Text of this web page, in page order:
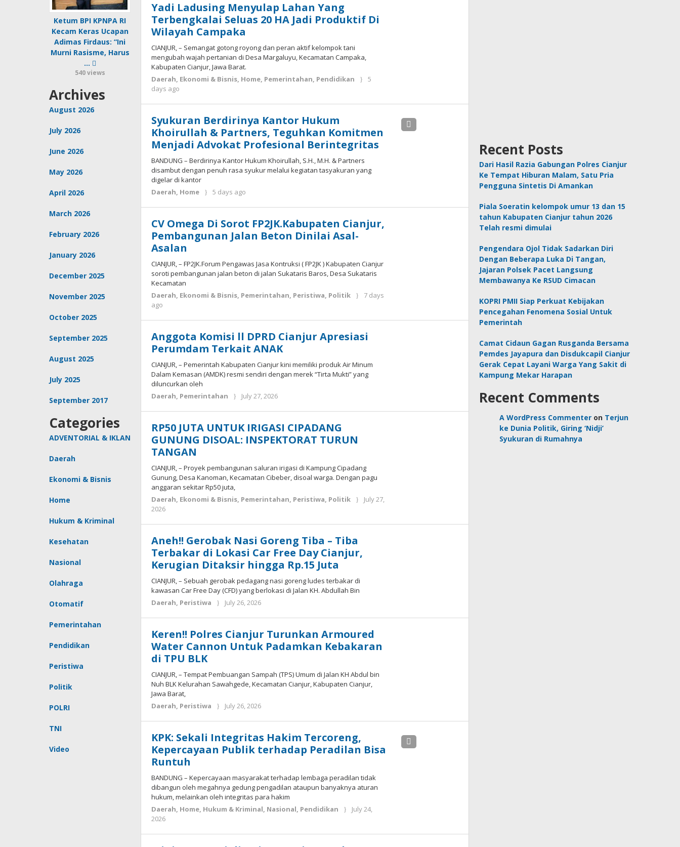
Ketum BPI KPNPA RI
Kecam Keras Ucapan
Adimas Firdaus: “Ini
Murni Rasisme, Harus
…
540 views
Archives
August 2026
July 2026
June 2026
May 2026
April 2026
March 2026
February 2026
January 2026
December 2025
November 2025
October 2025
September 2025
August 2025
July 2025
September 2017
Categories
ADVENTORIAL & IKLAN
Daerah
Ekonomi & Bisnis
Home
Hukum & Kriminal
Kesehatan
Nasional
Olahraga
Otomatif
Pemerintahan
Pendidikan
Peristiwa
Politik
POLRI
TNI
Video
Yadi Ladusing Menyulap Lahan Yang
Terbengkalai Seluas 20 HA Jadi Produktif Di
Wilayah Campaka
CIANJUR, – Semangat gotong royong dan peran aktif kelompok tani
mengubah wajah pertanian di Desa Margaluyu, Kecamatan Campaka,
Kabupaten Cianjur, Jawa Barat.
Daerah, Ekonomi & Bisnis, Home, Pemerintahan, Pendidikan
5
days ago
Lesmana
Syukuran Berdirinya Kantor Hukum
Khoirullah & Partners, Teguhkan Komitmen
Menjadi Advokat Profesional Berintegritas
BANDUNG – Berdirinya Kantor Hukum Khoirullah, S.H., M.H. & Partners
disambut dengan penuh rasa syukur melalui kegiatan tasyakuran yang
digelar di kantor
Daerah, Home 5 days ago
CV Omega Di Sorot FP2JK.Kabupaten Cianjur,
Pembangunan Jalan Beton Dinilai Asal-
Asalan
CIANJUR, – FP2JK.Forum Pengawas Jasa Kontruksi ( FP2JK ) Kabupaten Cianjur
soroti pembangunan jalan beton di jalan Sukataris Baros, Desa Sukataris
Kecamatan
Daerah, Ekonomi & Bisnis, Pemerintahan, Peristiwa, Politik
7 days
ago
Lesmana
Anggota Komisi ll DPRD Cianjur Apresiasi
Perumdam Terkait ANAK
CIANJUR, – Pemerintah Kabupaten Cianjur kini memiliki produk Air Minum
Dalam Kemasan (AMDK) resmi sendiri dengan merek “Tirta Mukti” yang
diluncurkan oleh
Daerah, Pemerintahan July 27, 2026
Lesmana
RP50 JUTA UNTUK IRIGASI CIPADANG
GUNUNG DISOAL: INSPEKTORAT TURUN
TANGAN
CIANJUR, – Proyek pembangunan saluran irigasi di Kampung Cipadang
Gunung, Desa Kanoman, Kecamatan Cibeber, disoal warga. Dengan pagu
anggaran sekitar Rp50 juta,
Daerah, Ekonomi & Bisnis, Pemerintahan, Peristiwa, Politik
July 27,
2026
Lesmana
Aneh!! Gerobak Nasi Goreng Tiba – Tiba
Terbakar di Lokasi Car Free Day Cianjur,
Kerugian Ditaksir hingga Rp.15 Juta
CIANJUR, – Sebuah gerobak pedagang nasi goreng ludes terbakar di
kawasan Car Free Day (CFD) yang berlokasi di Jalan KH. Abdullah Bin
Daerah, Peristiwa July 26, 2026
Lesmana
Keren!! Polres Cianjur Turunkan Armoured
Water Cannon Untuk Padamkan Kebakaran
di TPU BLK
CIANJUR, – Tempat Pembuangan Sampah (TPS) Umum di Jalan KH Abdul bin
Nuh BLK Kelurahan Sawahgede, Kecamatan Cianjur, Kabupaten Cianjur,
Jawa Barat,
Daerah, Peristiwa July 26, 2026
Lesmana
KPK: Sekali Integritas Hakim Tercoreng,
Kepercayaan Publik terhadap Peradilan Bisa
Runtuh
BANDUNG – Kepercayaan masyarakat terhadap lembaga peradilan tidak
dibangun oleh megahnya gedung pengadilan ataupun banyaknya aturan
hukum, melainkan oleh integritas para hakim
Daerah, Home, Hukum & Kriminal, Nasional, Pendidikan
July 24,
2026
Recent Posts
Dari Hasil Razia Gabungan Polres Cianjur
Ke Tempat Hiburan Malam, Satu Pria
Pengguna Sintetis Di Amankan
Piala Soeratin kelompok umur 13 dan 15
tahun Kabupaten Cianjur tahun 2026
Telah resmi dimulai
Pengendara Ojol Tidak Sadarkan Diri
Dengan Beberapa Luka Di Tangan,
Jajaran Polsek Pacet Langsung
Membawanya Ke RSUD Cimacan
KOPRI PMII Siap Perkuat Kebijakan
Pencegahan Fenomena Sosial Untuk
Pemerintah
Camat Cidaun Gagan Rusganda Bersama
Pemdes Jayapura dan Disdukcapil Cianjur
Gerak Cepat Layani Warga Yang Sakit di
Kampung Mekar Harapan
Recent Comments
A WordPress Commenter on Terjun
ke Dunia Politik, Giring ‘Nidji’
Syukuran di Rumahnya